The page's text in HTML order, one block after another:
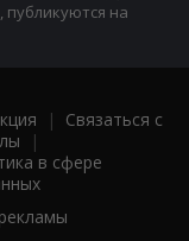
на
| Связаться с
|
в сфере